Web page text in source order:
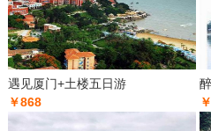
遇见厦门+土楼五日游
￥868